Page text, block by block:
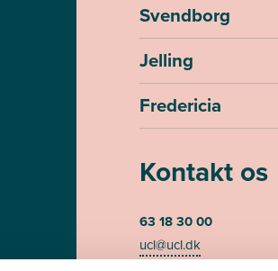
Svendborg
Jelling
Fredericia
Kontakt os
63 18 30 00
ucl@ucl.dk